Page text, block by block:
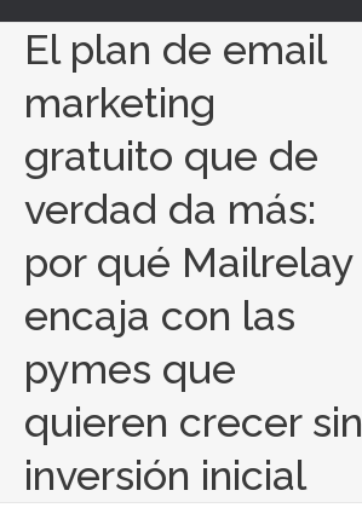
El plan de email
marketing
gratuito que de
verdad da más:
por qué Mailrelay
encaja con las
pymes que
quieren crecer sin
inversión inicial